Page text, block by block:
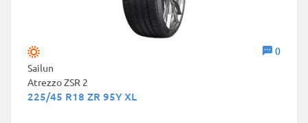
0
Sailun
Atrezzo ZSR 2
225/45 R18 ZR 95Y XL